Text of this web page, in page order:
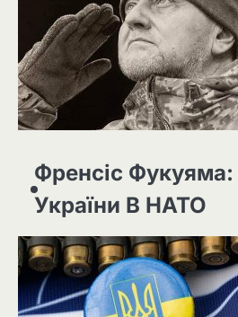
Френсіс
України В НАТО